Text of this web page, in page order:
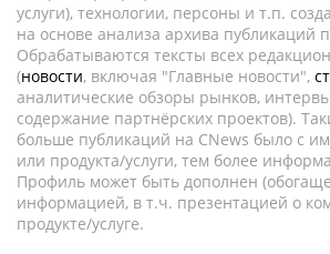
услуги), технологии, персоны и т.п.
на основе анализа архива публикаций
Обрабатываются тексты всех
(новости, включая "Главные новости",
аналитические обзоры рынков,
содержание партнёрских проектов).
больше публикаций на CNews было с
или продукта/услуги, тем более
Профиль может быть дополнен
информацией, в т.ч. презентацией о
продукте/услуге.